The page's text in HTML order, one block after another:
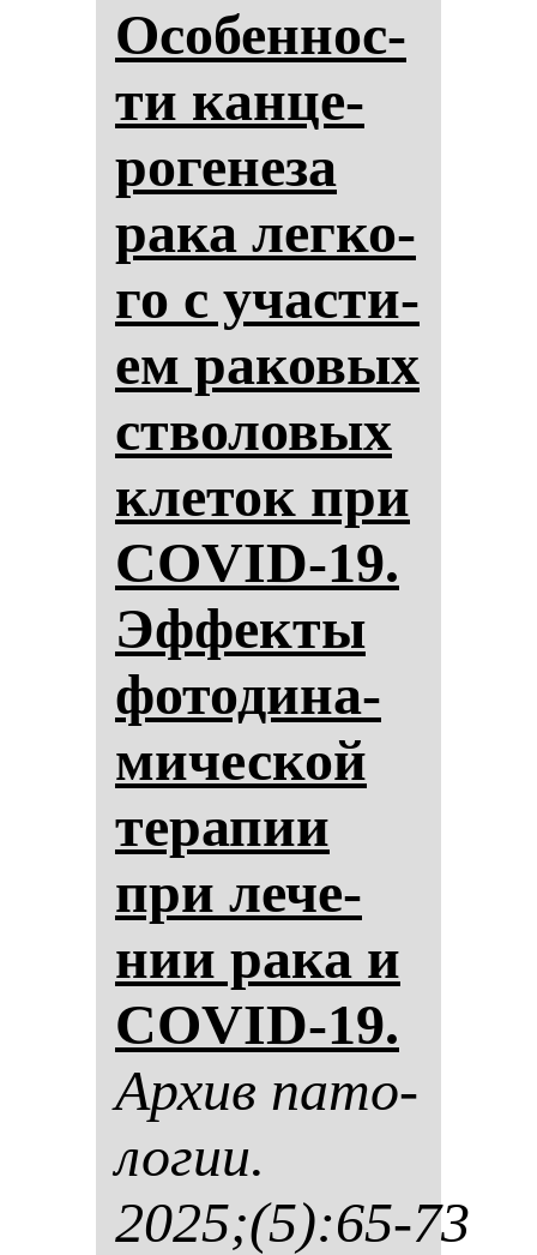
Осо­бен­нос­
ти кан­це­
ро­ге­не­за
ра­ка лег­ко­
го с учас­ти­
ем ра­ко­вых
ство­ло­вых
кле­ток при
COVID-19.
Эф­фек­ты
фо­то­ди­на­
ми­чес­кой
те­ра­пии
при ле­че­
нии ра­ка и
COVID-19.
Ар­хив па­то­
ло­гии.
2025;(5):65-73